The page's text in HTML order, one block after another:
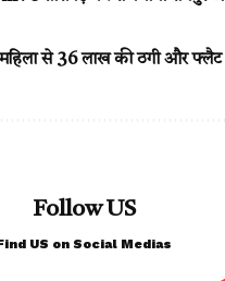
से 36 लाख की ठगी और फ्लैट
Follow US
US on Social Medias